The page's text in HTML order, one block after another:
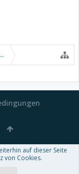
von xenDach
auf dieser Seite
von Cookies.